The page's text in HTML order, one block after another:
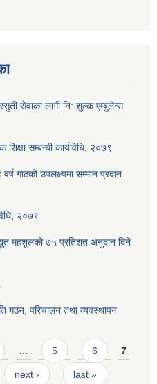
सेवाका लागी नि: शुल्क एम्बुलेन्स
सम्बन्धी कार्यविधि, २०७९
गाठको उपलक्ष्यमा सम्मान प्रदान
२०७९
महशुलको ७५ प्रतिशत अनुदान दिने
गठन, परिचालन तथा व्यवस्थापन
5 6 7
next › last »